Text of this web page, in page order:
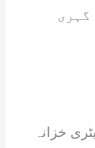
گہری
خزانہ